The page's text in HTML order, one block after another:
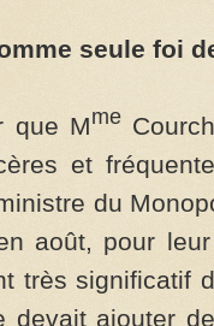
seule foi
que Mme
et
du
août, pour
très significatif
devait ajouter